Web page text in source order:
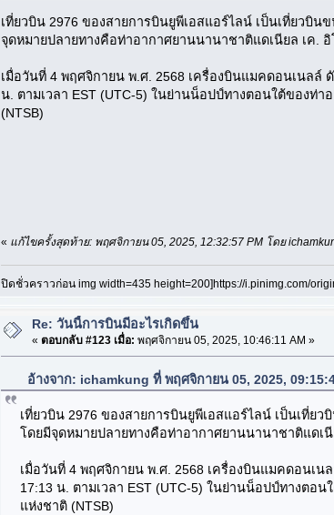
เที่ยวบิน 2976 ของสายการบินยูพีเอสแอร์ไลน์ เป็นเที่ยวบิ
จุดหมายปลายทางคือท่าอากาศยานนานาชาติแดเนียล เค. อิ
เมื่อวันที่ 4 พฤศจิกายน พ.ศ. 2568 เครื่องบินแมคดอนเนลล์
น. ตามเวลา EST (UTC-5) ในย่านน็อปป์ทางตอนใต้ของท่
(NTSB)
« แก้ไขครั้งสุดท้าย: พฤศจิกายน 05, 2025, 12:32:57 PM โดย
ปิดชั่วคราวก่อน img width=435 height=200]https://i.pinimg.com/
Re: วันนี้การบินมีอะไรเกิดขึ้น
« ตอบกลับ #123 เมื่อ: พฤศจิกายน 05, 2025, 10:46:11 AM »
อ้างจาก: ichamkung ที่ พฤศจิกายน 05, 2025,
เที่ยวบิน 2976 ของสายการบินยูพีเอสแอร์ไลน์ เป็นเที่
โดยมีจุดหมายปลายทางคือท่าอากาศยานนานาชาติแดเ
เมื่อวันที่ 4 พฤศจิกายน พ.ศ. 2568 เครื่องบินแมคดอนเ
17:13 น. ตามเวลา EST (UTC-5) ในย่านน็อปป์ทางต
แห่งชาติ (NTSB)